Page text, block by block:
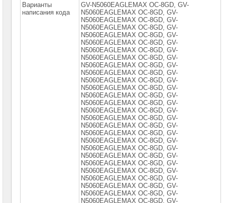
Варианты
написания кода
GV-N5060EAGLEMAX OC-8GD, GV-
N5060EAGLEMAX OC-8GD, GV-
N5060EАGLEMАX OC-8GD, GV-
N5060EАGLEMАX OС-8GD, GV-
N5060EАGLEMАX OС-8GD, GV-
N5060ЕАGLЕMАX OС-8GD, GV-
N5060ЕАGLЕMАX OС-8GD, GV-
N5060ЕАGLЕMАX OС-8GD, GV-
N5060ЕАGLЕMАX OС-8GD, GV-
N5060ЕАGLЕМАX OС-8GD, GV-
N5060ЕАGLЕМАX OС-8GD, GV-
N5060ЕАGLЕМАX OС-8GD, GV-
N5060ЕАGLЕМАX OС-8GD, GV-
N5060ЕАGLЕМАX OС-8GD, GV-
N5060ЕАGLЕМАX OС-8GD, GV-
N5060ЕАGLЕМАX OС-8GD, GV-
N5060ЕАGLЕМАX OС-8GD, GV-
N5060ЕАGLЕМАX ОС-8GD, GV-
N5060ЕАGLЕМАX ОС-8GD, GV-
N5060ЕАGLЕМАX ОС-8GD, GV-
N5060ЕАGLЕМАX ОС-8GD, GV-
N5060ЕАGLЕМАX ОС-8GD, GV-
N5060ЕАGLЕМАX ОС-8GD, GV-
N5060ЕАGLЕМАX ОС-8GD, GV-
N5060ЕАGLЕМАX ОС-8GD, GV-
N5060ЕАGLЕМАX ОС-8GD, GV-
N5060ЕАGLЕМАX ОС-8GD, GV-